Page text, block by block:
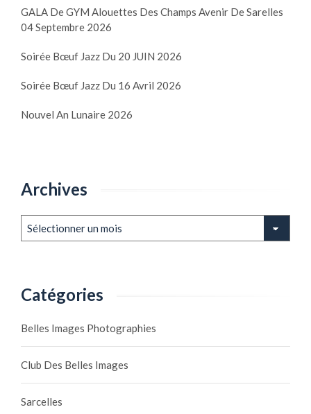
GALA De GYM Alouettes Des Champs Avenir De Sarelles
04 Septembre 2026
Soirée Bœuf Jazz Du 20 JUIN 2026
Soirée Bœuf Jazz Du 16 Avril 2026
Nouvel An Lunaire 2026
Archives
Catégories
Belles Images Photographies
Club Des Belles Images
Sarcelles